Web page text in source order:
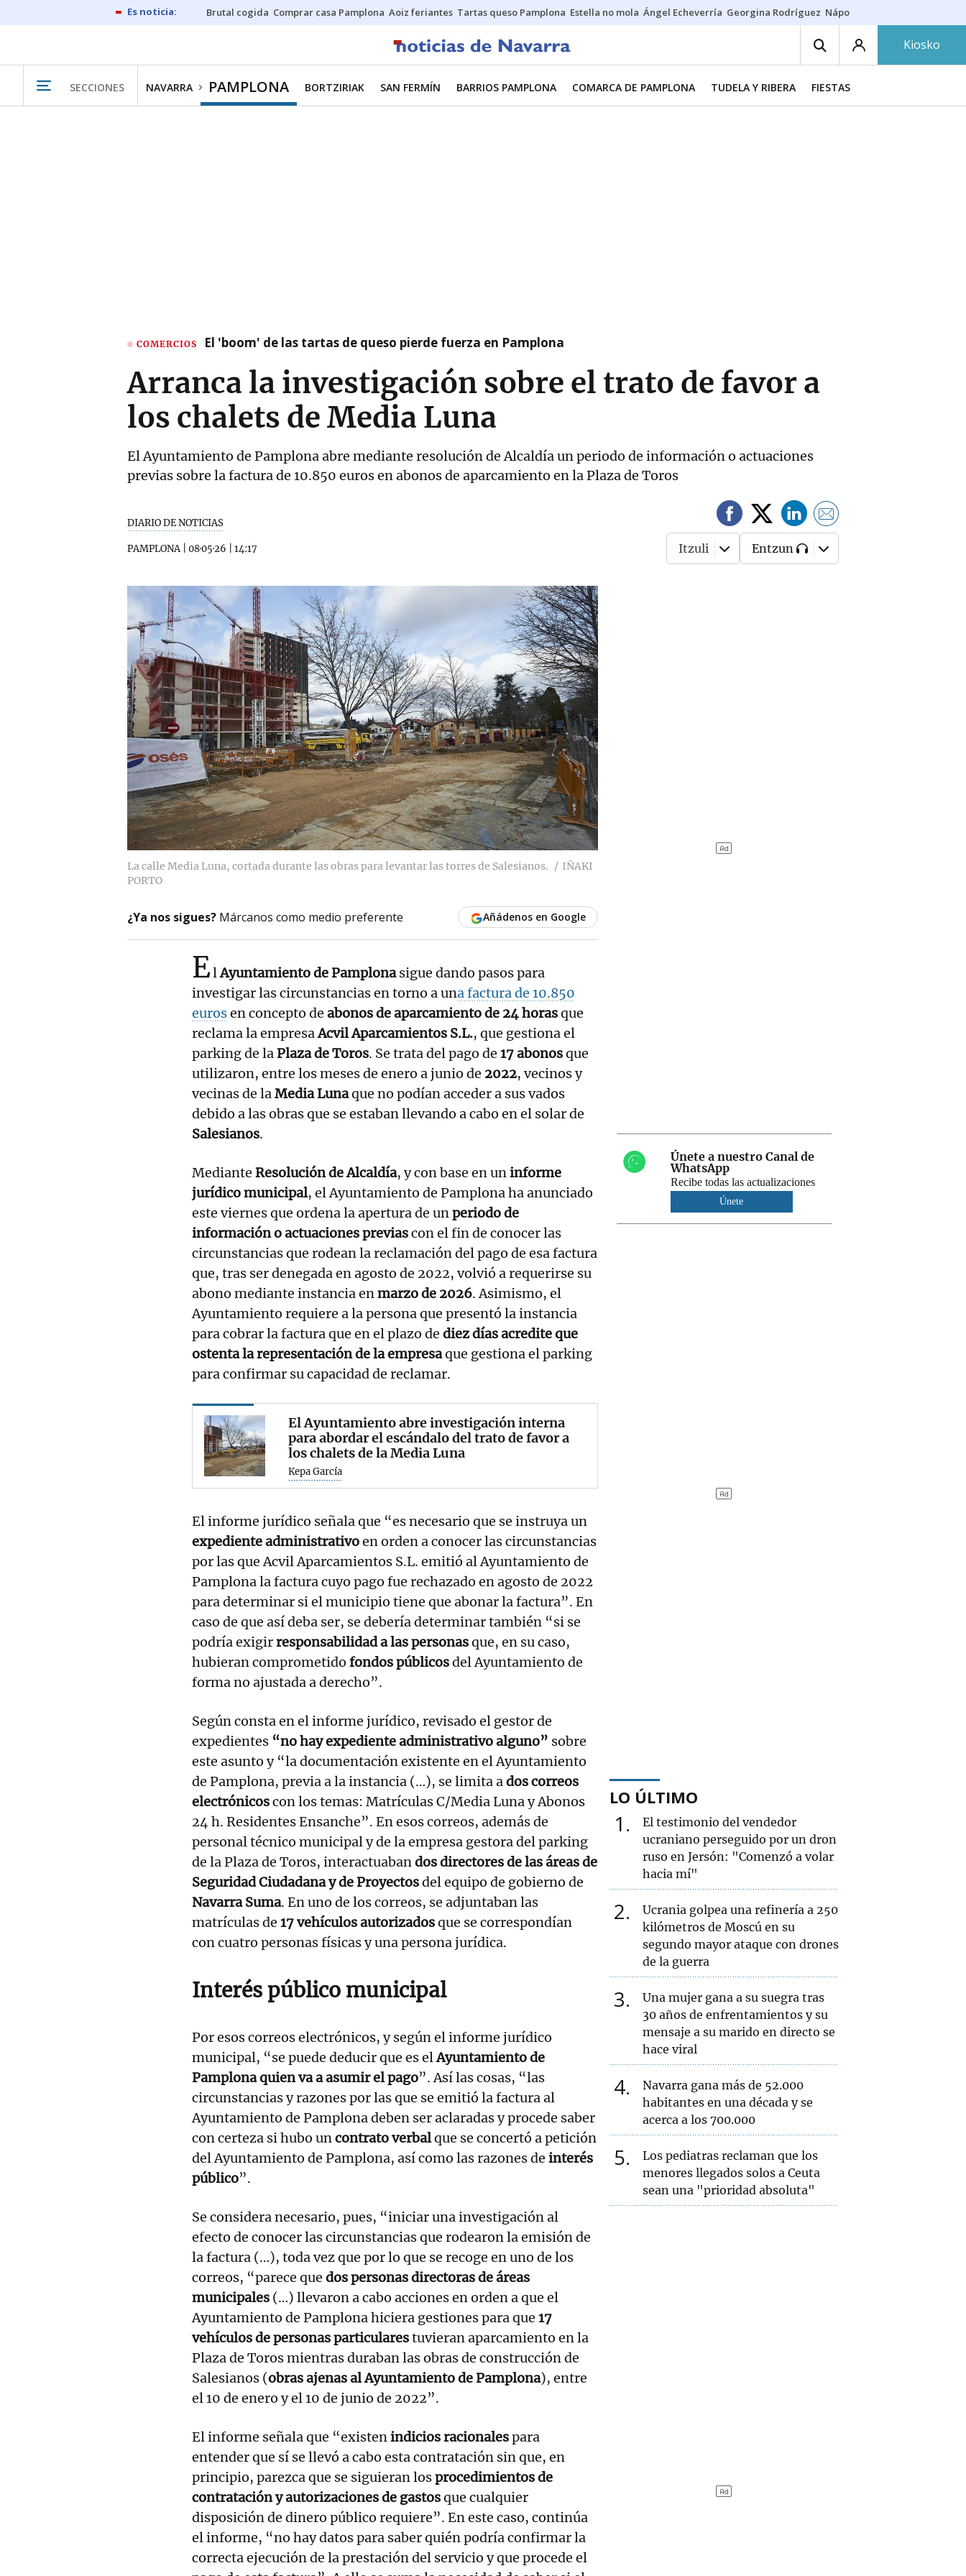
Brutal cogida Comprar casa Pamplona Aoiz feriantes Tartas queso Pamplona Estella no mola Ángel Echeverría Georgina Rodríguez Nápoles - Osasuna
Kiosko
SECCIONES NAVARRA PAMPLONA BORTZIRIAK SAN FERMÍN BARRIOS PAMPLONA COMARCA DE PAMPLONA TUDELA Y RIBERA FIESTAS
COMERCIOS El 'boom' de las tartas de queso pierde fuerza en Pamplona
Arranca la investigación sobre el trato de favor a
los chalets de Media Luna
El Ayuntamiento de Pamplona abre mediante resolución de Alcaldía un periodo de información o actuaciones
previas sobre la factura de 10.850 euros en abonos de aparcamiento en la Plaza de Toros
DIARIO DE NOTICIAS
PAMPLONA| 08·05·26 14:17 Itzuli Entzun
La calle Media Luna, cortada durante las obras para levantar las torres de Salesianos.
IÑAKI
PORTO
¿Ya nos sigues? Márcanos como medio preferente Añádenos en Google
ElAyuntamiento de Pamplonasigue dando pasos para
investigar las circunstancias en torno a una factura de 10.850
eurosen concepto de abonos de aparcamiento de 24 horasque
reclama la empresaAcvil Aparcamientos S.L., que gestiona el
parking de laPlaza de Toros. Se trata del pago de 17 abonosque
utilizaron, entre los meses de enero a junio de 2022, vecinos y
vecinas de laMedia Lunaque no podían acceder a sus vados
debido a las obras que se estaban llevando a cabo en el solar de
Salesianos.
Mediante Resolución de Alcaldía, y con base en uninforme
jurídico municipal, el Ayuntamiento de Pamplona ha anunciado
este viernes que ordena la apertura de unperiodo de
información o actuaciones previascon el fin de conocer las
circunstancias que rodean la reclamación del pago de esa factura
que, tras ser denegada en agosto de 2022, volvió a requerirse su
abono mediante instancia enmarzo de 2026. Asimismo, el
Ayuntamiento requiere a la persona que presentó la instancia
para cobrar la factura que en el plazo de diez días acredite que
ostenta la representación de la empresaque gestiona el parking
para confirmar su capacidad de reclamar.
El Ayuntamiento abre investigación interna
para abordar el escándalo del trato de favor a
los chalets de la Media Luna
Kepa García
El informe jurídico señala que “es necesario que se instruya un
expediente administrativoen orden a conocer las circunstancias
por las que Acvil Aparcamientos S.L. emitió al Ayuntamiento de
Pamplona la factura cuyo pago fue rechazado en agosto de 2022
para determinar si el municipio tiene que abonar la factura”. En
caso de que así deba ser, se debería determinar también “si se
podría exigirresponsabilidad a las personasque, en su caso,
hubieran comprometido fondos públicosdel Ayuntamiento de
forma no ajustada a derecho”.
Según consta en el informe jurídico, revisado el gestor de
expedientes “no hay expediente administrativo alguno” sobre
este asunto y “la documentación existente en el Ayuntamiento
de Pamplona, previa a la instancia (…), se limita ados correos
electrónicoscon los temas: Matrículas C/Media Luna y Abonos
24 h. Residentes Ensanche”. En esos correos, además de
personal técnico municipal y de la empresa gestora del parking
de la Plaza de Toros, interactuabandos directores de las áreas de
Seguridad Ciudadana y de Proyectosdel equipo de gobierno de
Navarra Suma. En uno de los correos, se adjuntaban las
matrículas de 17 vehículos autorizadosque se correspondían
con cuatro personas físicas y una persona jurídica.
Interés público municipal
Por esos correos electrónicos, y según el informe jurídico
municipal, “se puede deducir que es elAyuntamiento de
Pamplona quien va a asumir el pago”. Así las cosas, “las
circunstancias y razones por las que se emitió la factura al
Ayuntamiento de Pamplona deben ser aclaradas y procede saber
con certeza si hubo uncontrato verbalque se concertó a petición
del Ayuntamiento de Pamplona, así como las razones de interés
público”.
Se considera necesario, pues, “iniciar una investigación al
efecto de conocer las circunstancias que rodearon la emisión de
la factura (…), toda vez que por lo que se recoge en uno de los
correos, “parece que dos personas directoras de áreas
municipales (…) llevaron a cabo acciones en orden a que el
Ayuntamiento de Pamplona hiciera gestiones para que 17
vehículos de personas particularestuvieran aparcamiento en la
Plaza de Toros mientras duraban las obras de construcción de
Salesianos (obras ajenas al Ayuntamiento de Pamplona), entre
el 10 de enero y el 10 de junio de 2022”.
El informe señala que “existenindicios racionalespara
entender que sí se llevó a cabo esta contratación sin que, en
principio, parezca que se siguieran losprocedimientos de
contratación y autorizaciones de gastosque cualquier
disposición de dinero público requiere”. En este caso, continúa
el informe, “no hay datos para saber quién podría confirmar la
correcta ejecución de la prestación del servicio y que procede el
Únete a nuestro Canal de
WhatsApp
Recibe todas las actualizaciones
Únete
LO ÚLTIMO
1
El testimonio del vendedor
ucraniano perseguido por un dron
ruso en Jersón: "Comenzó a volar
hacia mí"
2
Ucrania golpea una refinería a 250
kilómetros de Moscú en su
segundo mayor ataque con drones
de la guerra
3
Una mujer gana a su suegra tras
30 años de enfrentamientos y su
mensaje a su marido en directo se
hace viral
4
Navarra gana más de 52.000
habitantes en una década y se
acerca a los 700.000
5
Los pediatras reclaman que los
menores llegados solos a Ceuta
sean una "prioridad absoluta"